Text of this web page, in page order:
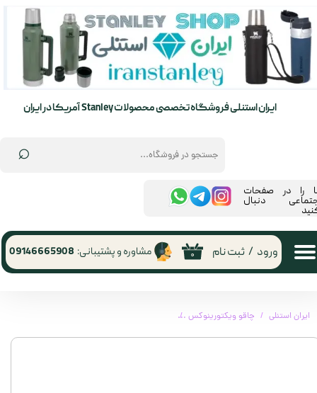
⌕
ایران استنلی فروشگاه تخصصی محصولات Stanley آمریکا در ایران
۰ ورود / ثبت نام
حساب کاربری من
تغییر گذر واژه
مشاوره و پشتیبانی: 09146665908
را در صفحات
دنبال
ایران استنلی چاقو ویکتورینوکس